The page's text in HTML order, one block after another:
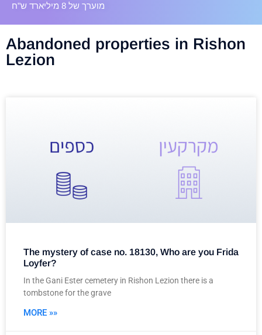
מוערך של 8 מיליארד ש"ח
Abandoned properties in Rishon
Lezion
The mystery of case no. 18130, Who are you Frida
Loyfer?
In the Gani Ester cemetery in Rishon Lezion there is a
tombstone for the grave
MORE »»